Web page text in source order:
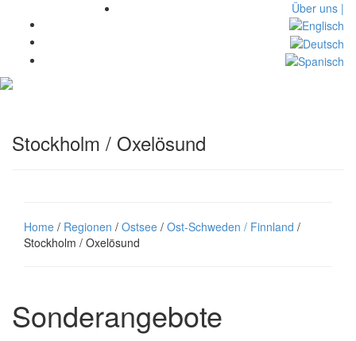
Über uns |
Stockholm / Oxelösund
Home / Regionen / Ostsee / Ost-Schweden / Finnland /
Stockholm / Oxelösund
Sonderangebote